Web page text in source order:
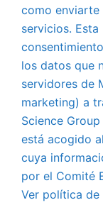
como enviarte
servicios.
los datos que
servidores de
marketing) a
Science
está acogido
cuya
por el Comité
Ver política de